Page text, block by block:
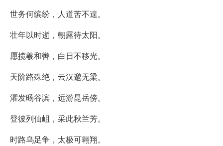
世务何缤纷，人道苦不遑。
壮年以时逝，朝露待太阳。
愿揽羲和辔，白日不移光。
天阶路殊绝，云汉邈无梁。
濯发旸谷滨，远游昆岳傍。
登彼列仙岨，采此秋兰芳。
时路乌足争，太极可翱翔。